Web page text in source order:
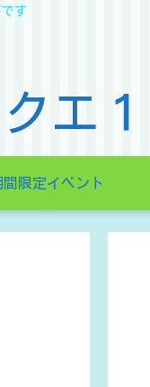
す
エ１
間限定イベント